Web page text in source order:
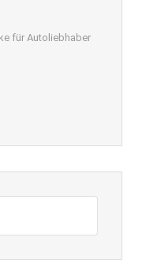
für Autoliebhaber